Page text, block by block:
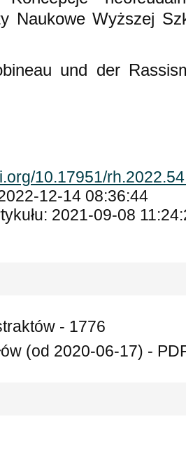
Naukowe Wyższej
und der
10.17951/
12-14 08:36:44
2021-09-08
- 1776
(od 2020-06-17) -